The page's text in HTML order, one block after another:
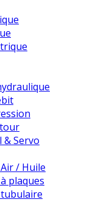
Servo
/ Huile
plaques